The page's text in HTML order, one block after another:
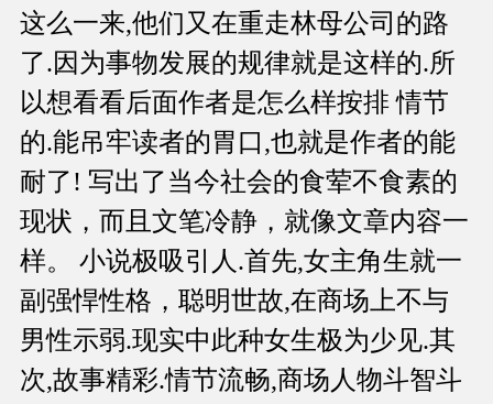
这么一来,他们又在重走林母公司的路
了.因为事物发展的规律就是这样的.所
以想看看后面作者是怎么样按排 情节
的.能吊牢读者的胃口,也就是作者的能
耐了! 写出了当今社会的食荤不食素的
现状，而且文笔冷静，就像文章内容一
样。 小说极吸引人.首先,女主角生就一
副强悍性格，聪明世故,在商场上不与
男性示弱.现实中此种女生极为少见.其
次,故事精彩.情节流畅,商场人物斗智斗